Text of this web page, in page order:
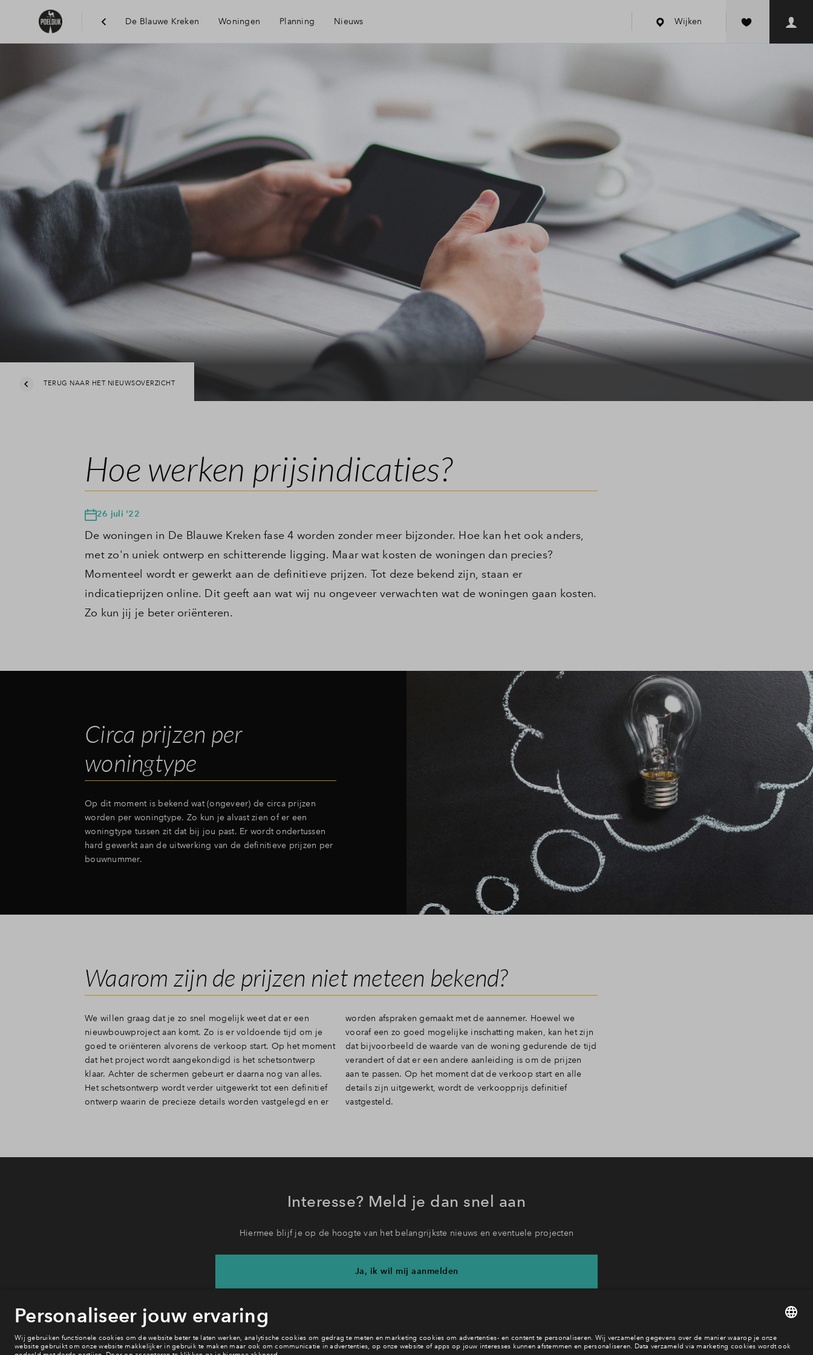
De Blauwe Kreken Woningen Planning Nieuws Wijken
TERUG NAAR HET NIEUWSOVERZICHT
Hoe werken prijsindicaties?
26 juli '22
De woningen in De Blauwe Kreken fase 4 worden zonder meer bijzonder. Hoe kan het ook anders,
met zo'n uniek ontwerp en schitterende ligging. Maar wat kosten de woningen dan precies?
Momenteel wordt er gewerkt aan de definitieve prijzen. Tot deze bekend zijn, staan er
indicatieprijzen online. Dit geeft aan wat wij nu ongeveer verwachten wat de woningen gaan kosten.
Zo kun jij je beter oriënteren.
Circa prijzen per
woningtype
Op dit moment is bekend wat (ongeveer) de circa prijzen
worden per woningtype. Zo kun je alvast zien of er een
woningtype tussen zit dat bij jou past. Er wordt ondertussen
hard gewerkt aan de uitwerking van de definitieve prijzen per
bouwnummer.
Waarom zijn de prijzen niet meteen bekend?
We willen graag dat je zo snel mogelijk weet dat er een
nieuwbouwproject aan komt. Zo is er voldoende tijd om je
goed te oriënteren alvorens de verkoop start. Op het moment
dat het project wordt aangekondigd is het schetsontwerp
klaar. Achter de schermen gebeurt er daarna nog van alles.
Het schetsontwerp wordt verder uitgewerkt tot een definitief
ontwerp waarin de precieze details worden vastgelegd en er
worden afspraken gemaakt met de aannemer. Hoewel we
vooraf een zo goed mogelijke inschatting maken, kan het zijn
dat bijvoorbeeld de waarde van de woning gedurende de tijd
verandert of dat er een andere aanleiding is om de prijzen
aan te passen. Op het moment dat de verkoop start en alle
details zijn uitgewerkt, wordt de verkoopprijs definitief
vastgesteld.
Interesse? Meld je dan snel aan
Hiermee blijf je op de hoogte van het belangrijkste nieuws en eventuele projecten
Ja, ik wil mij aanmelden
Heb je een vraag en wil je direct antwoord? Bel ons op
6 dagen per week beschikbaar (behalve tijdens feestdagen)